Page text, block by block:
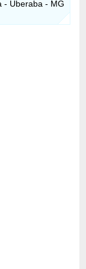
- Uberaba - MG